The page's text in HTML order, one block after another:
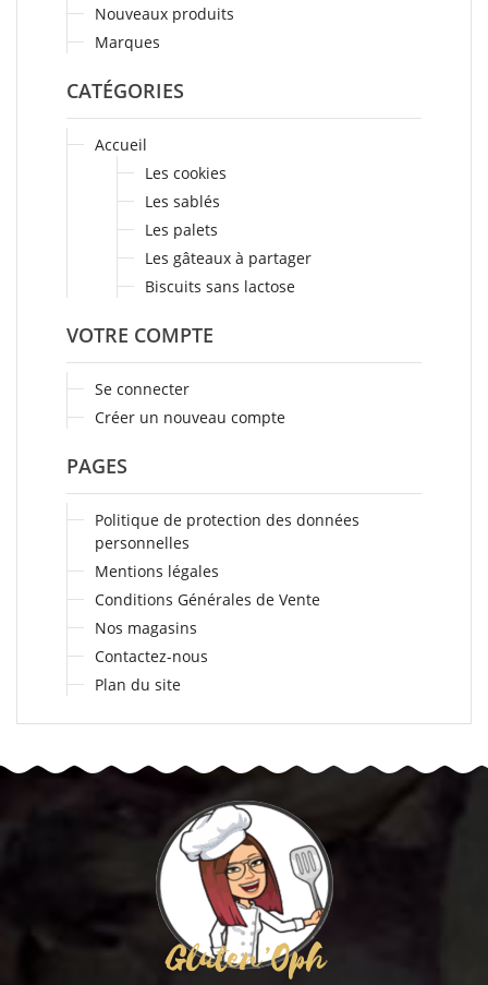
Nouveaux produits
Marques
CATÉGORIES
Accueil
Les cookies
Les sablés
Les palets
Les gâteaux à partager
Biscuits sans lactose
VOTRE COMPTE
Se connecter
Créer un nouveau compte
PAGES
Politique de protection des données
personnelles
Mentions légales
Conditions Générales de Vente
Nos magasins
Contactez-nous
Plan du site